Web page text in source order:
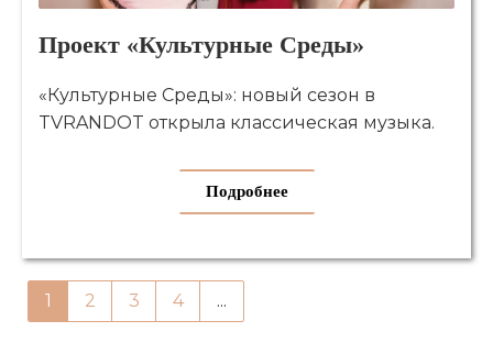
Проект «Культурные Среды»
«Культурные Среды»: новый сезон в
TVRANDOT открыла классическая музыка.
Подробнее
1 2 3 4 ...